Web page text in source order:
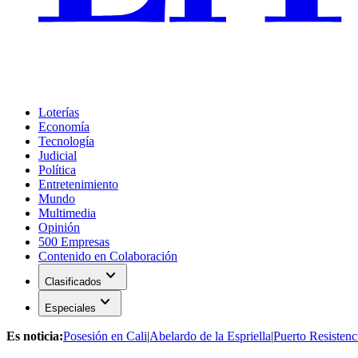
Loterías
Economía
Tecnología
Judicial
Política
Entretenimiento
Mundo
Multimedia
Opinión
500 Empresas
Contenido en Colaboración
Clasificados expand_more
Especiales expand_more
Es noticia:Posesión en Cali|Abelardo de la Espriella|Puerto